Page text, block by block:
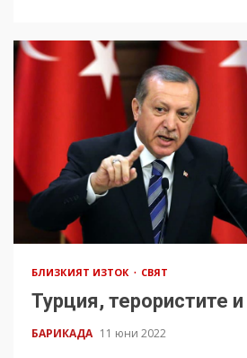
БЛИЗКИЯТ ИЗТОК СВЯТ
Турция, терористите
БАРИКАДА 11 юни 2022